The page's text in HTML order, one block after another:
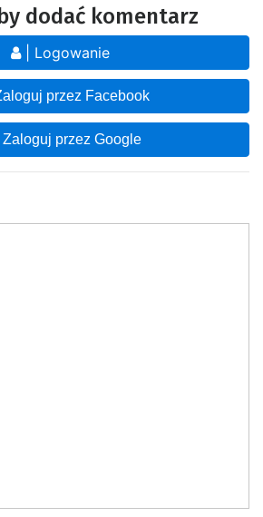
dodać komentarz
| Logowanie
przez Facebook
przez Google